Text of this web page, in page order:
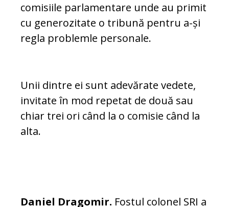
comisiile parlamentare unde au primit
cu generozitate o tribună pentru a-și
regla problemle personale.
Unii dintre ei sunt adevărate vedete,
invitate în mod repetat de două sau
chiar trei ori când la o comisie când la
alta.
Daniel Dragomir. Fostul colonel SRI a